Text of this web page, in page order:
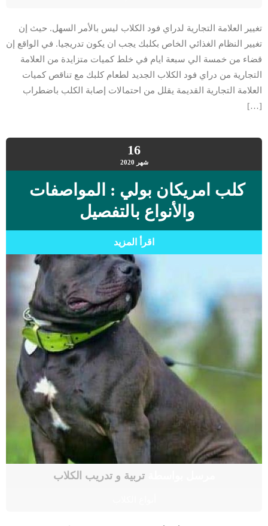
تغيير العلامة التجارية لدراي فود الكلاب ليس بالأمر السهل. حيث إن
تغيير النظام الغذائي الخاص بكلبك يجب ان يكون تدريجيا. في الواقع إن
قضاء من خمسة الي سبعة ايام في خلط كميات متزايدة من العلامة
التجارية من دراي فود الكلاب الجديد لطعام كلبك مع تناقص كميات
العلامة التجارية القديمة يقلل من احتمالات إصابة الكلب باضطراب
[…]
16
شهر 2020
كلب امريكان بولي : المواصفات
والأنواع بالتفصيل
اقرأ المزيد
مرسل بواسطةتربية و تدريب الكلاب